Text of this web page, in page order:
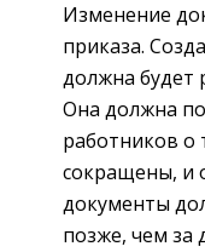
Изменение
приказа.
должна будет
Она должна
работников о
сокращены, и
документы
позже, чем за